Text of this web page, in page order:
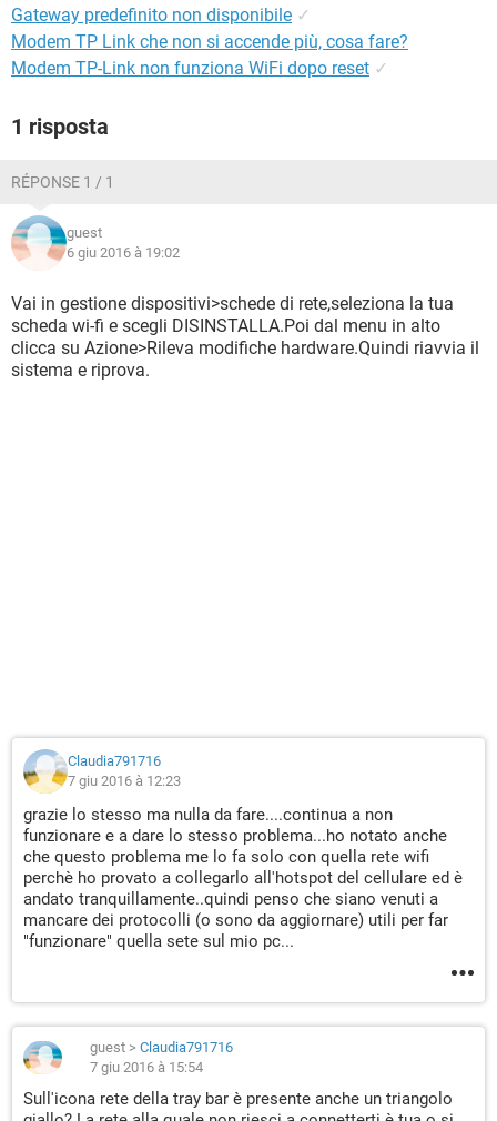
Gateway predefinito non disponibile ✓
Modem TP Link che non si accende più, cosa fare?
Modem TP-Link non funziona WiFi dopo reset ✓
1 risposta
RÉPONSE 1 / 1
guest
6 giu 2016 à 19:02
Vai in gestione dispositivi>schede di rete,seleziona la tua
scheda wi-fi e scegli DISINSTALLA.Poi dal menu in alto
clicca su Azione>Rileva modifiche hardware.Quindi riavvia il
sistema e riprova.
Claudia791716
7 giu 2016 à 12:23
grazie lo stesso ma nulla da fare....continua a non
funzionare e a dare lo stesso problema...ho notato anche
che questo problema me lo fa solo con quella rete wifi
perchè ho provato a collegarlo all'hotspot del cellulare ed è
andato tranquillamente..quindi penso che siano venuti a
mancare dei protocolli (o sono da aggiornare) utili per far
"funzionare" quella sete sul mio pc...
guest > Claudia791716
7 giu 2016 à 15:54
Sull'icona rete della tray bar è presente anche un triangolo